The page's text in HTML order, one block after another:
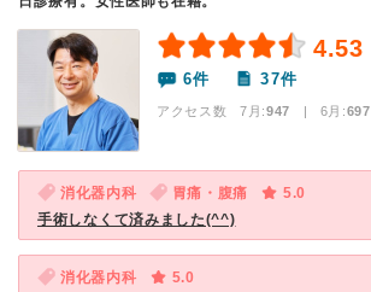
4.53
6件 37件
アクセス数 7月:947 | 6月:697
消化器内科 胃痛・腹痛
5.0
手術しなくて済みました(^^)
消化器内科
5.0